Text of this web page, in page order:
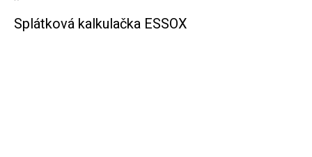
Splátková kalkulačka ESSOX